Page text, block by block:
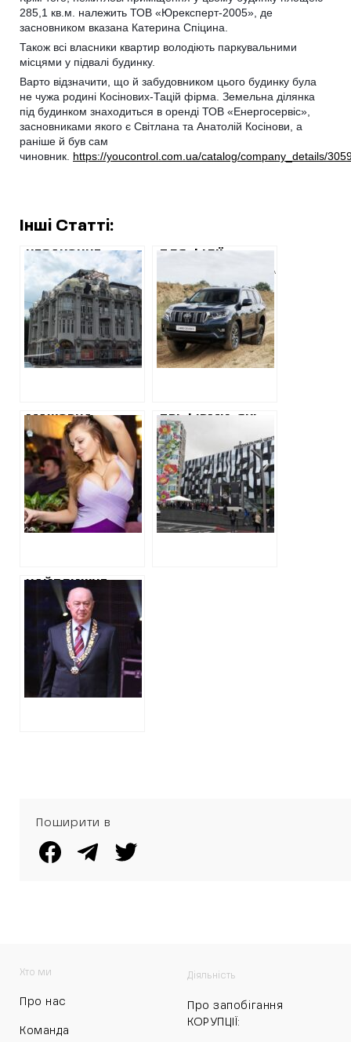
285,1 кв.м. належить ТОВ «Юрексперт-2005», де
засновником вказана Катерина Спіцина.
Також всі власники квартир володіють паркувальними
місцями у підвалі будинку.
Варто відзначити, що й забудовником цього будинку була
не чужа родині Косінових-Тацій фірма. Земельна ділянка
під будинком знаходиться в оренді ТОВ «Енергосервіс»,
засновниками якого є Світлана та Анатолій Косінови, а
раніше й був сам
чиновник. https://youcontrol.com.ua/catalog/company_details/
Інші Статті:
НЕЗАКОННЕ
БУДІВНИЦТВО
МАНСАРДИ НА
ПУШКІНСЬКІЙ,19:
СТАЛО ВІДОМО,
КОЛИ СУД
РОЗГЛЯНЕ
СПРАВУ ЩОДО
ДЛЯ ФІЛІЇ
«УКРГАЗВИДОБУВАННЯ»
НА ХАРКІВЩИНІ
ПРИДБАЛИ
ЕЛІТНУ АВТІВКУ
ЗА 1 МІЛЬЙОН
ГРИВЕНЬ
МАЖОРНА
ДОНЬКА МЕРА
ДРУЖКОВКИ, ЯКА
ВІДМІТИЛАСЯ У
ДТП, ПРИДБАЛА
НОВЕНЬКИЙ
«МЕРСЕДЕС»
ДВІ ФІРМИ, ЯКІ
АМКУ
ПІДОЗРЮВАЛО У
ЗМОВІ,
РОЗІГРАЛИ 5
МІЛЬЙОНІВ НА
ПОСЛУГИ
ПРИБИРАННЯ В
НАЙБЛИЖЧЕ
ОТОЧЕННЯ
РЕКТОРА ТАЦІЯ
ПРОДОВЖУЄ
ЗАРОБЛЯТИ НА
БУДІВНИЦТВІ
БІБЛІОТЕКИ
ЮРАКАДЕМІЇ,
Поширити в
Хто ми
Про нас
Команда
Діяльність
Про запобігання
КОРУПЦІЇ: